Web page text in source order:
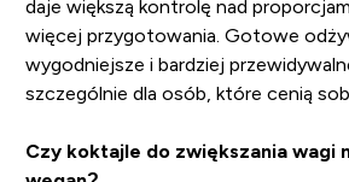
daje większą kontrolę nad
więcej przygotowania. Gotowe
wygodniejsze i bardziej
szczególnie dla osób, które cenią
Czy koktajle do zwiększania wagi